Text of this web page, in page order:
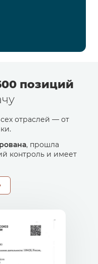
позиций
отраслей — от
, прошла
контроль и имеет